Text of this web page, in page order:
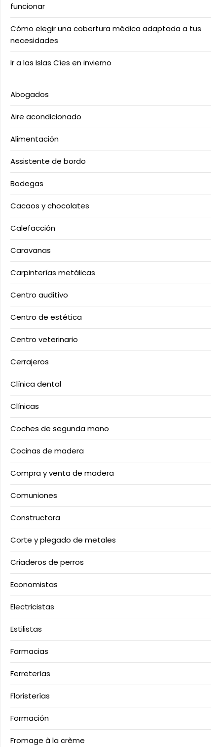
funcionar
Cómo elegir una cobertura médica adaptada a tus
necesidades
Ir a las Islas Cíes en invierno
Abogados
Aire acondicionado
Alimentación
Assistente de bordo
Bodegas
Cacaos y chocolates
Calefacción
Caravanas
Carpinterías metálicas
Centro auditivo
Centro de estética
Centro veterinario
Cerrajeros
Clínica dental
Clínicas
Coches de segunda mano
Cocinas de madera
Compra y venta de madera
Comuniones
Constructora
Corte y plegado de metales
Criaderos de perros
Economistas
Electricistas
Estilistas
Farmacias
Ferreterías
Floristerías
Formación
Fromage à la crème